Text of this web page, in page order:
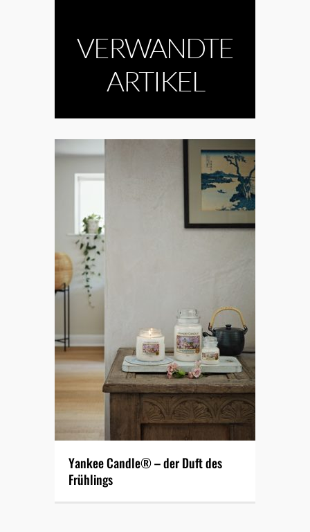
VERWANDTE
ARTIKEL
Yankee Candle® – der Duft des
Frühlings